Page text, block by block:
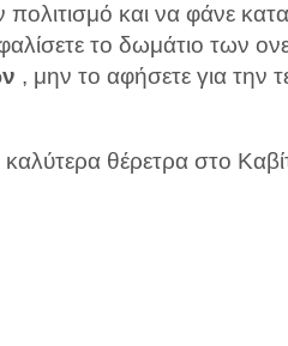
και να φάνε
το δωμάτιο των
, μην το αφήσετε για την
καλύτερα θέρετρα στο